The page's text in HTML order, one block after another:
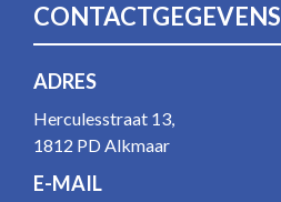
CONTACTGEGEVENS
ADRES
Herculesstraat 13,
1812 PD Alkmaar
E-MAIL